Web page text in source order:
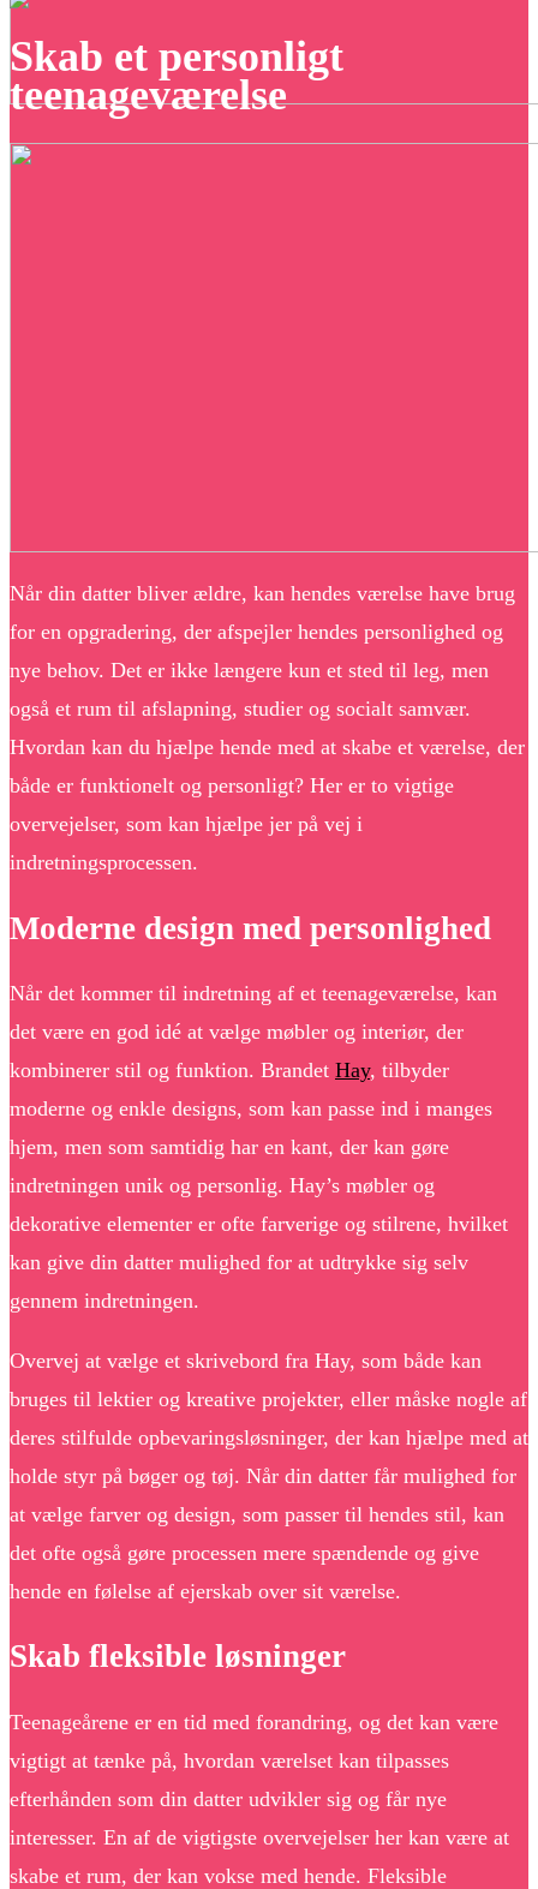
Skab et personligt
teenageværelse
Når din datter bliver ældre, kan hendes værelse have brug
for en opgradering, der afspejler hendes personlighed og
nye behov. Det er ikke længere kun et sted til leg, men
også et rum til afslapning, studier og socialt samvær.
Hvordan kan du hjælpe hende med at skabe et værelse, der
både er funktionelt og personligt? Her er to vigtige
overvejelser, som kan hjælpe jer på vej i
indretningsprocessen.
Moderne design med personlighed
Når det kommer til indretning af et teenageværelse, kan
det være en god idé at vælge møbler og interiør, der
kombinerer stil og funktion. Brandet Hay, tilbyder
moderne og enkle designs, som kan passe ind i manges
hjem, men som samtidig har en kant, der kan gøre
indretningen unik og personlig. Hay’s møbler og
dekorative elementer er ofte farverige og stilrene, hvilket
kan give din datter mulighed for at udtrykke sig selv
gennem indretningen.
Overvej at vælge et skrivebord fra Hay, som både kan
bruges til lektier og kreative projekter, eller måske nogle af
deres stilfulde opbevaringsløsninger, der kan hjælpe med at
holde styr på bøger og tøj. Når din datter får mulighed for
at vælge farver og design, som passer til hendes stil, kan
det ofte også gøre processen mere spændende og give
hende en følelse af ejerskab over sit værelse.
Skab fleksible løsninger
Teenageårene er en tid med forandring, og det kan være
vigtigt at tænke på, hvordan værelset kan tilpasses
efterhånden som din datter udvikler sig og får nye
interesser. En af de vigtigste overvejelser her kan være at
skabe et rum, der kan vokse med hende. Fleksible